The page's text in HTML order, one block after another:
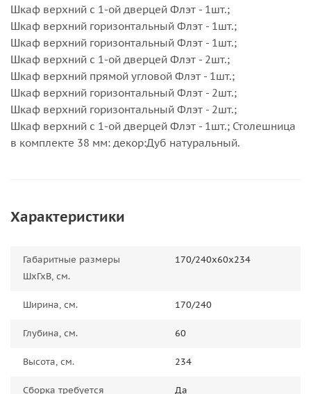
Шкаф верхний с 1-ой дверцей Флэт - 1шт.;
Шкаф верхний горизонтальный Флэт - 1шт.;
Шкаф верхний горизонтальный Флэт - 1шт.;
Шкаф верхний с 1-ой дверцей Флэт - 2шт.;
Шкаф верхний прямой угловой Флэт - 1шт.;
Шкаф верхний горизонтальный Флэт - 2шт.;
Шкаф верхний горизонтальный Флэт - 2шт.;
Шкаф верхний с 1-ой дверцей Флэт - 1шт.; Столешница
в комплекте 38 мм: декор:Дуб натуральный.
Характеристики
Габаритные размеры
ШхГхВ, см.
170/240х60х234
Ширина, см. 170/240
Глубина, см. 60
Высота, см. 234
Сборка требуется Да